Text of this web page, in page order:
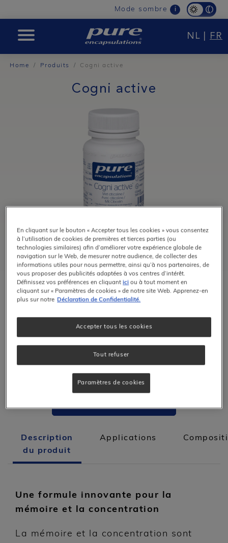
navigation
Mode sombre i
PURE NL FR
Home Produits Cogni active
Cogni active
Avec citicoline
Vegan
2 capsules par jour aux repas.
Description
du produit
Applications
Une formule innovante pour la
mémoire et la concentration
La mémoire et la concentration sont
En cliquant sur le bouton « Accepter tous les cookies » vous consentez
à l’utilisation de cookies de premières et tierces parties (ou
technologies similaires) afin d’améliorer votre expérience globale de
navigation sur le Web, de mesurer notre audience, de collecter des
informations utiles pour nous permettre, ainsi qu’à nos partenaires, de
vous proposer des publicités adaptées à vos centres d’intérêt.
Définissez vos préférences en cliquant ici ou à tout moment en
cliquant sur « Paramètres de cookies » de notre site Web. Apprenez-en
plus sur notre Déclaration de Confidentialité.
Tout refuser
Accepter tous les cookies
Paramètres de cookies